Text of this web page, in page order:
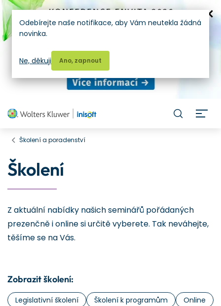
Školení a poradenství
Školení
Z aktuální nabídky našich seminářů pořádaných
prezenčně i online si určitě vyberete. Tak neváhejte,
těšíme se na Vás.
Zobrazit školení:
Legislativní školení Školení k programům
Online
Odebírejte naše notifikace, aby Vám neutekla žádná
novinka.
Ano, zapnout
Ne, děkuji